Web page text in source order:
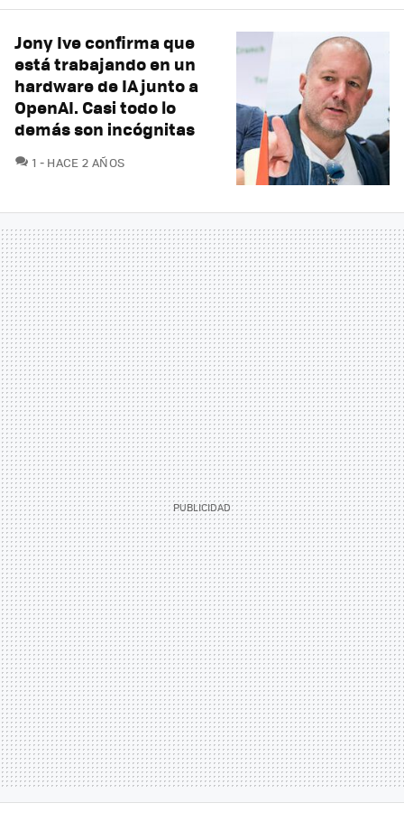
Jony Ive confirma que
está trabajando en un
hardware de IA junto a
OpenAI. Casi todo lo
demás son incógnitas
1 COMENTARIOS
HACE 2 AÑOS